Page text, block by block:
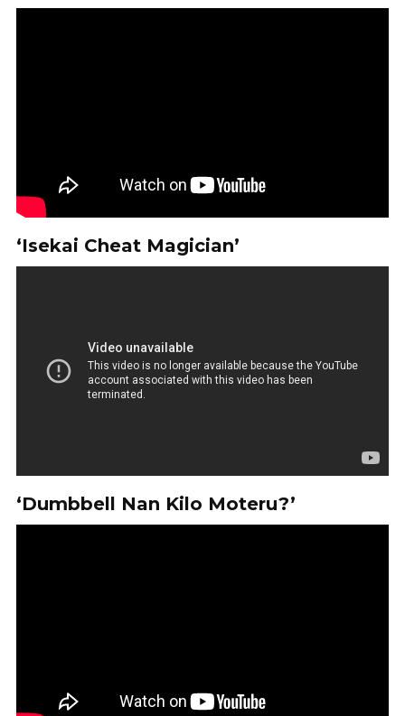
‘Isekai Cheat Magician’
‘Dumbbell Nan Kilo Moteru?’